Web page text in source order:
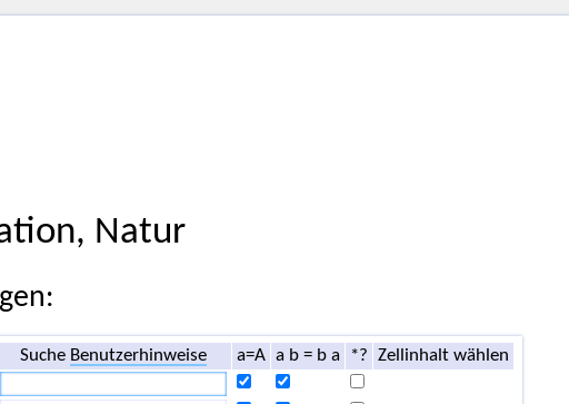
Natur
Suche Benutzerhinweise a=A a b = b a *?
Zellinhalt wählen